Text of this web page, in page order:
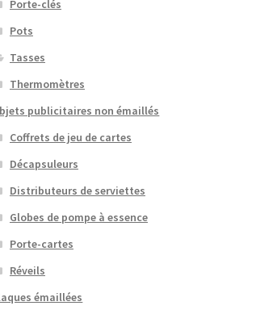
Porte-clés
Pots
Tasses
Thermomètres
publicitaires non émaillés
Coffrets de jeu de cartes
Décapsuleurs
Distributeurs de serviettes
Globes de pompe à essence
Porte-cartes
Réveils
émaillées